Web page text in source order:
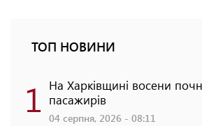
ТОП НОВИНИ
1 На Харківщині восени
пасажирів
04 серпня, 2026 - 08:11